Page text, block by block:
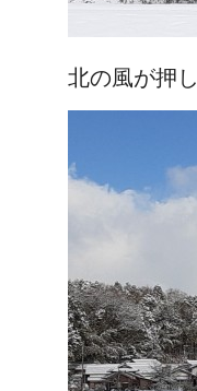
北の風が押